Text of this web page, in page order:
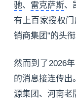
驰、 雷克萨斯、
有上百家授权
销商集团”的头衔
然而到了2026
的消息接连传
源集团、河南老